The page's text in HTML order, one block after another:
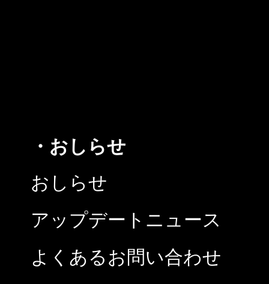
・おしらせ
おしらせ
アップデートニュース
よくあるお問い合わせ